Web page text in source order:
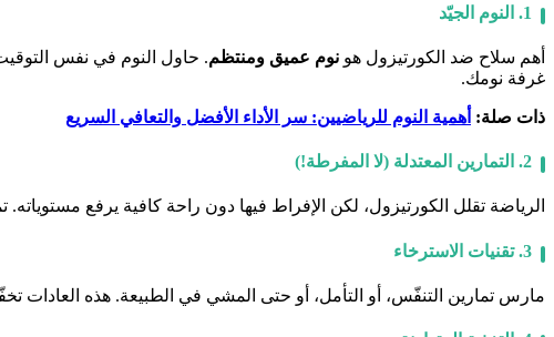
1. النوم الجيّد
أهم سلاح ضد الكورتيزول هو نوم عميق ومنتظم. حاول النوم في نفس
غرفة نومك.
ذات صلة: أهمية النوم للرياضيين: سر الأداء الأفضل والتعافي السريع
2. التمارين المعتدلة (لا المفرطة!)
الرياضة تقلل الكورتيزول، لكن الإفراط فيها دون راحة كافية يرفع
3. تقنيات الاسترخاء
مارس تمارين التنفّس، أو التأمل، أو حتى المشي في الطبيعة. هذه العادات